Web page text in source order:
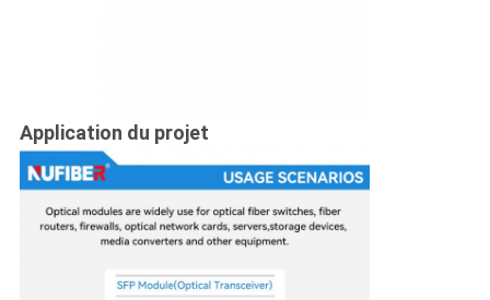
Application du projet